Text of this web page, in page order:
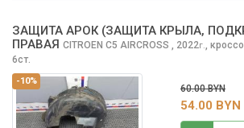
-10%
ЗАЩИТА АРОК (ЗАЩИТА КРЫЛА,
ПРАВАЯ CITROEN C5 AIRCROSS , 2022г.,
6ст.
60.00 BYN
54.00 BYN